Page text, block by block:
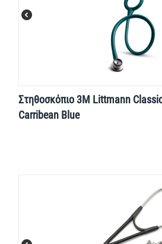
Στηθοσκόπιο 3M Littmann
Carribean Blue